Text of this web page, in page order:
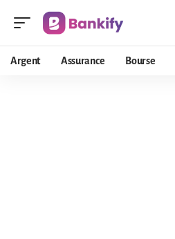
Argent Assurance Bourse